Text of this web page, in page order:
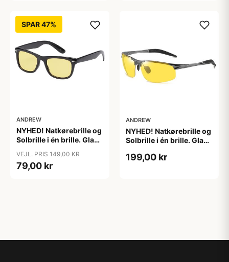
SPAR 47%
ANDREW
NYHED! Natkørebrille og
Solbrille i én brille. Glas
(Fotokromiske glas)
"Convert"
VEJL. PRIS 149,00 KR
79,00 kr
ANDREW
NYHED! Natkørebrille og
Solbrille i én brille. Glas
(Fotokromiske glas)
199,00 kr